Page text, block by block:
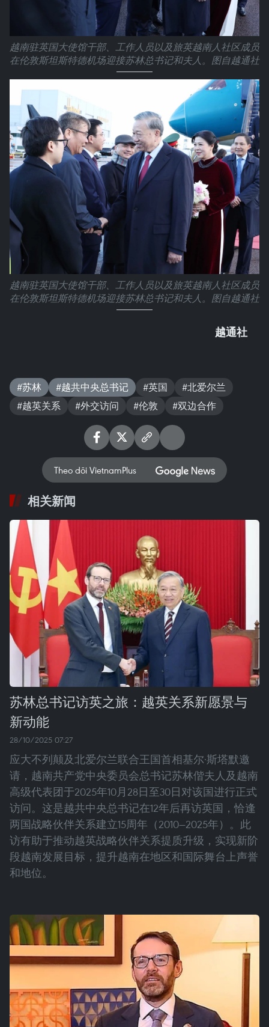
越南驻英国大使馆干部、工作人员以及旅英越南人社区成员
在伦敦斯坦斯特德机场迎接苏林总书记和夫人。图自越通社
越南驻英国大使馆干部、工作人员以及旅英越南人社区成员
在伦敦斯坦斯特德机场迎接苏林总书记和夫人。图自越通社
越通社
#苏林 #越共中央总书记 #英国
#北爱尔兰
#越英关系
#外交访问 #伦敦 #双边合作
Theo dõi VietnamPlus
相关新闻
苏林总书记访英之旅：越英关系新愿景与
新动能
28/10/2025 07:27
应大不列颠及北爱尔兰联合王国首相基尔·斯塔默邀
请，越南共产党中央委员会总书记苏林偕夫人及越南
高级代表团于2025年10月28日至30日对该国进行正式
访问。这是越共中央总书记在12年后再访英国，恰逢
两国战略伙伴关系建立15周年（2010—2025年）。此
访有助于推动越英战略伙伴关系提质升级，实现新阶
段越南发展目标，提升越南在地区和国际舞台上声誉
和地位。